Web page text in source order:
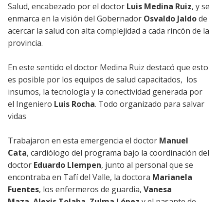
Salud, encabezado por el doctor Luis Medina Ruiz, y se
enmarca en la visión del Gobernador Osvaldo Jaldode
acercar la salud con alta complejidad a cada rincón de la
provincia.
En este sentido el doctor Medina Ruiz destacó que esto
es posible por los equipos de salud capacitados, los
insumos, la tecnología y la conectividad generada por
el Ingeniero Luis Rocha. Todo organizado para salvar
vidas
Trabajaron en esta emergencia el doctor Manuel
Cata, cardiólogo del programa bajo la coordinación del
doctor Eduardo Llempen, junto al personal que se
encontraba en Tafí del Valle, la doctora Marianela
Fuentes, los enfermeros de guardia, Vanesa